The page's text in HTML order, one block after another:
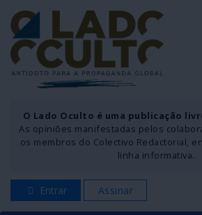
O Lado Oculto é uma publicação
As opiniões manifestadas pelos
os membros do Colectivo Redactorial,
linha informativa.
Entrar Assinar